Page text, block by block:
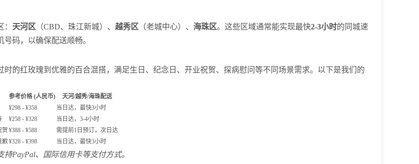
天河区 （CBD、珠江新城）、 越秀区 （老城中心）、 海珠区。这些区域通常能实现最快2-3小时的同城速
码，以确保配送顺畅。
的红玫瑰到优雅的百合混搭，满足生日、纪念日、开业祝贺、探病慰问等不同场景需求。以下是我们的
参考价格 (人民币)
天河/越秀/海珠配送
¥298 - ¥358
当日达，最快3小时
¥258 - ¥328
当日达，3-4小时
贺 ¥388 - ¥588
需提前1日预订，次日达
歉¥328 - ¥398 当日达，最快3小时
PayPal、国际信用卡等支付方式。